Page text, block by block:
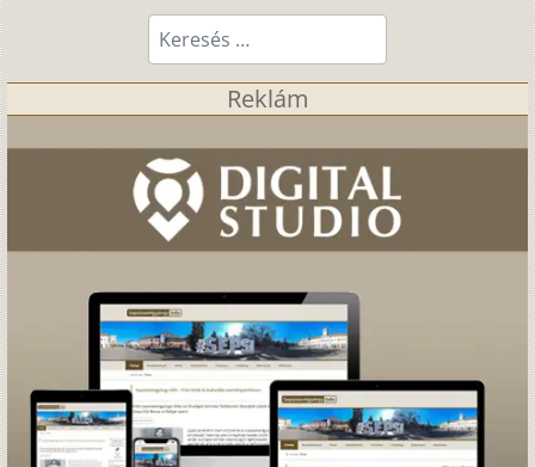
Keresés...
Reklám